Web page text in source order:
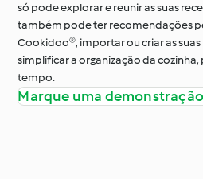
só pode explorar e reunir as suas
também pode ter recomendações
Cookidoo®, importar ou criar as
simplificar a organização da
tempo.
Marque uma